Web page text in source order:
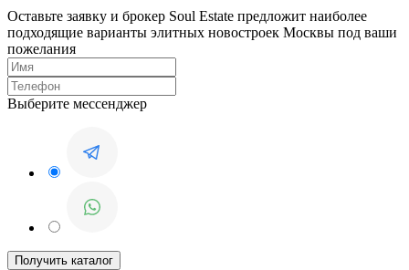
Оставьте заявку и брокер Soul Estate предложит наиболее
подходящие варианты элитных новостроек Москвы под ваши
пожелания
Выберите мессенджер